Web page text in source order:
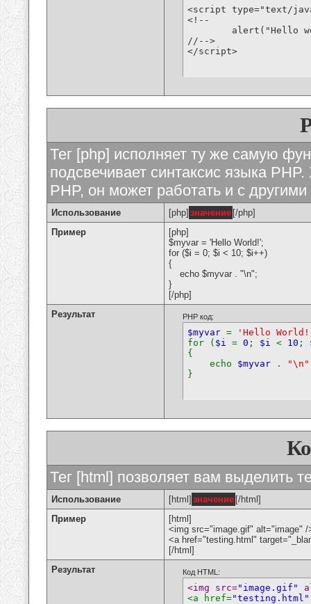
<script type="text/
<!--
//-->
</script>
Тег [php] исполняет ту же самую
подсвечивает синтаксис языка
PHP, он может работать и с
Использование [php] значение [/php]
Пример
[php]
$myvar = 'Hello World!';
for ($i = 0; $i < 10; $i++)
{
echo $myvar . "\n";
}
[/php]
Результат
PHP код:
$myvar =
'Hello
for ( $i = 0 ; $i < 10 ;
{
echo $myvar . "\n"
}
Тег [html] позволяет вам выделить
Использование [html] значение [/html]
Пример
[html]
<img src="image.gif" alt="image" /
<a href="testing.html"
[/html]
Результат
Код HTML:
<img src="image.gif"
<a href="testing.html"